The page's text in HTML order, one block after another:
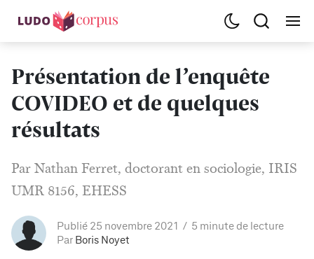
Présentation de l’enquête
COVIDEO et de quelques
résultats
Par Nathan Ferret, doctorant en sociologie, IRIS
UMR 8156, EHESS
Publié 25 novembre 2021
5 minute de lecture
Par Boris Noyet